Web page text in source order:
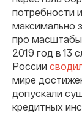
потребности
максимально
про масштабы
2019 год в 13
России
мире
допускали
кредитных